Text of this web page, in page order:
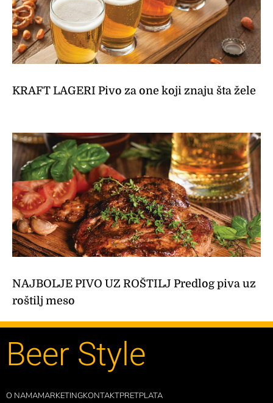
KRAFT LAGERI Pivo za one koji znaju šta žele
NAJBOLJE PIVO UZ ROŠTILJ Predlog piva uz
roštilj meso
Beer Style
O NAMAMARKETINGKONTAKTPRETPLATA